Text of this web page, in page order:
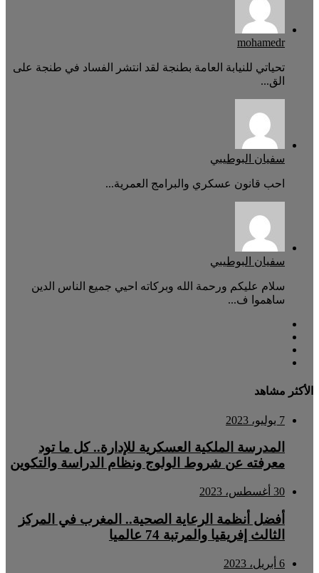
mohamedr
تحياتي للنيابة العامة بطنجة لقد انتشر الفساد في طنجة على
الق...
سفيان البوطيبي
احب قانون عسكري والبرامج العمرية...
سفيان البوطيبي
سلام عليكم ورحمة الله وبركاته احيي جميع الناس الدين
ساهموا ف...
الأكثر مشاهد
7 يوليو، 2023
المدرسة الملكية العسكرية للإدارة.. كل ما تود
معرفته عن شروط الولوج ونظام الدراسة والتكوين
30 أغسطس، 2023
أفضل أنظمة الرعاية الصحية.. المغرب في المركز
الثالث إفريقيا والمرتبة 74 عالميا
6 أبريل، 2023